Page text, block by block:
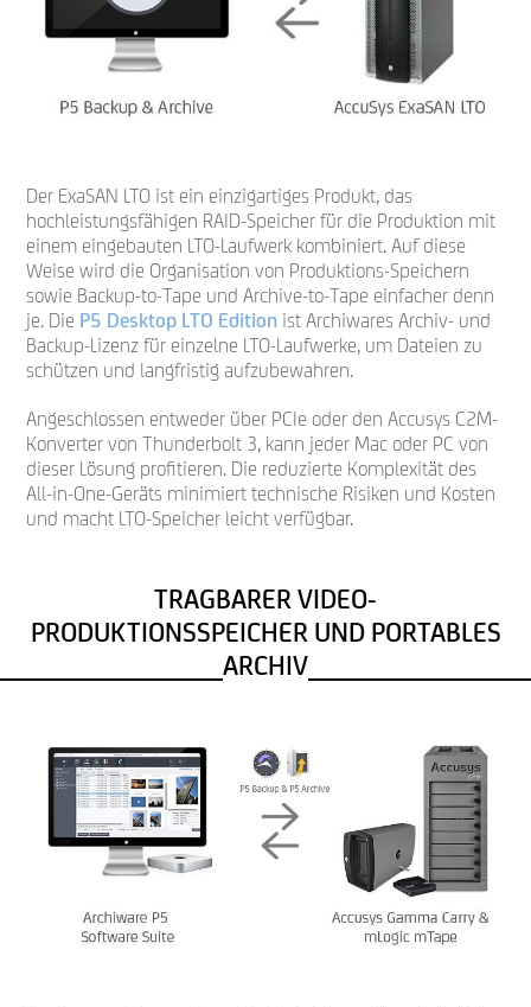
Der ExaSAN LTO ist ein einzigartiges Produkt, das
hochleistungsfähigen RAID-Speicher für die Produktion mit
einem eingebauten LTO-Laufwerk kombiniert. Auf diese
Weise wird die Organisation von Produktions-Speichern
sowie Backup-to-Tape und Archive-to-Tape einfacher denn
je. Die P5 Desktop LTO Edition ist Archiwares Archiv- und
Backup-Lizenz für einzelne LTO-Laufwerke, um Dateien zu
schützen und langfristig aufzubewahren.
Angeschlossen entweder über PCIe oder den Accusys C2M-
Konverter von Thunderbolt 3, kann jeder Mac oder PC von
dieser Lösung profitieren. Die reduzierte Komplexität des
All-in-One-Geräts minimiert technische Risiken und Kosten
und macht LTO-Speicher leicht verfügbar.
TRAGBARER VIDEO-
PRODUKTIONSSPEICHER UND PORTABLES
ARCHIV